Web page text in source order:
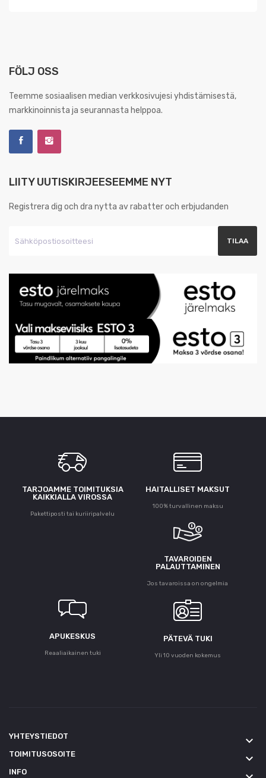
FÖLJ OSS
Teemme sosiaalisen median verkkosivujesi yhdistämisestä,
markkinoinnista ja seurannasta helppoa.
LIITY UUTISKIRJEESEEMME NYT
Registrera dig och dra nytta av rabatter och erbjudanden
TARJOAMME TOIMITUKSIA
KAIKKIALLA VIROSSA
Pakettiposti tai kuriiripalvelu
HAITALLISET MAKSUT
100% turvallinen maksu
TAVAROIDEN
PALAUTTAMINEN
Jos tavaroissa on ongelmia
APUKESKUS
Reaaliaikainen tuki
PÄTEVÄ TUKI
Yli 10 vuoden kokemus
YHTEYSTIEDOT keyboard_arrow_down
TOIMITUSOSOITE keyboard_arrow_down
INFO